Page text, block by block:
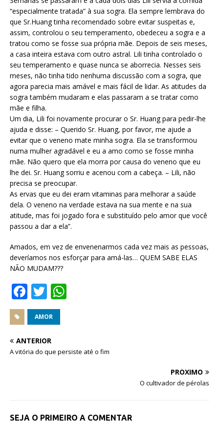
“especialmente tratada” à sua sogra. Ela sempre lembrava do
que Sr.Huang tinha recomendado sobre evitar suspeitas e,
assim, controlou o seu temperamento, obedeceu a sogra e a
tratou como se fosse sua própria mãe. Depois de seis meses,
a casa inteira estava com outro astral. Lili tinha controlado o
seu temperamento e quase nunca se aborrecia. Nesses seis
meses, não tinha tido nenhuma discussão com a sogra, que
agora parecia mais amável e mais fácil de lidar. As atitudes da
sogra também mudaram e elas passaram a se tratar como
mãe e filha.
Um dia, Lili foi novamente procurar o Sr. Huang para pedir-lhe
ajuda e disse: – Querido Sr. Huang, por favor, me ajude a
evitar que o veneno mate minha sogra. Ela se transformou
numa mulher agradável e eu a amo como se fosse minha
mãe. Não quero que ela morra por causa do veneno que eu
lhe dei. Sr. Huang sorriu e acenou com a cabeça. – Lili, não
precisa se preocupar.
As ervas que eu dei eram vitaminas para melhorar a saúde
dela. O veneno na verdade estava na sua mente e na sua
atitude, mas foi jogado fora e substituído pelo amor que você
passou a dar a ela”.
Amados, em vez de envenenarmos cada vez mais as pessoas,
deveríamos nos esforçar para amá-las… QUEM SABE ELAS
NÃO MUDAM???
F
a
c
e
b
T
w
it
te
r A
AMOR
ANTERIOR
A vitória do que persiste até o fim
PRÓXIMO
O cultivador de pérolas
SEJA O PRIMEIRO A COMENTAR